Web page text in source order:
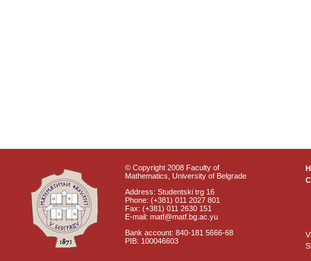
© Copyright 2008 Faculty of
Mathematics, University of Belgrade
Address: Studentski trg 16
Phone: (+381) 011 2027 801
Fax: (+381) 011 2630 151
E-mail: matf@matf.bg.ac.yu
Bank account: 840-181 5666-68
PIB: 100046603